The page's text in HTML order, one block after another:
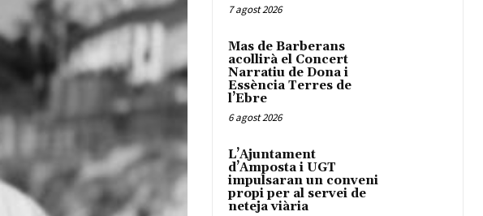
7 agost 2026
Mas de Barberans
acollirà el Concert
Narratiu de Dona i
Essència Terres de
l’Ebre
6 agost 2026
L’Ajuntament
d’Amposta i UGT
impulsaran un conveni
propi per al servei de
neteja viària